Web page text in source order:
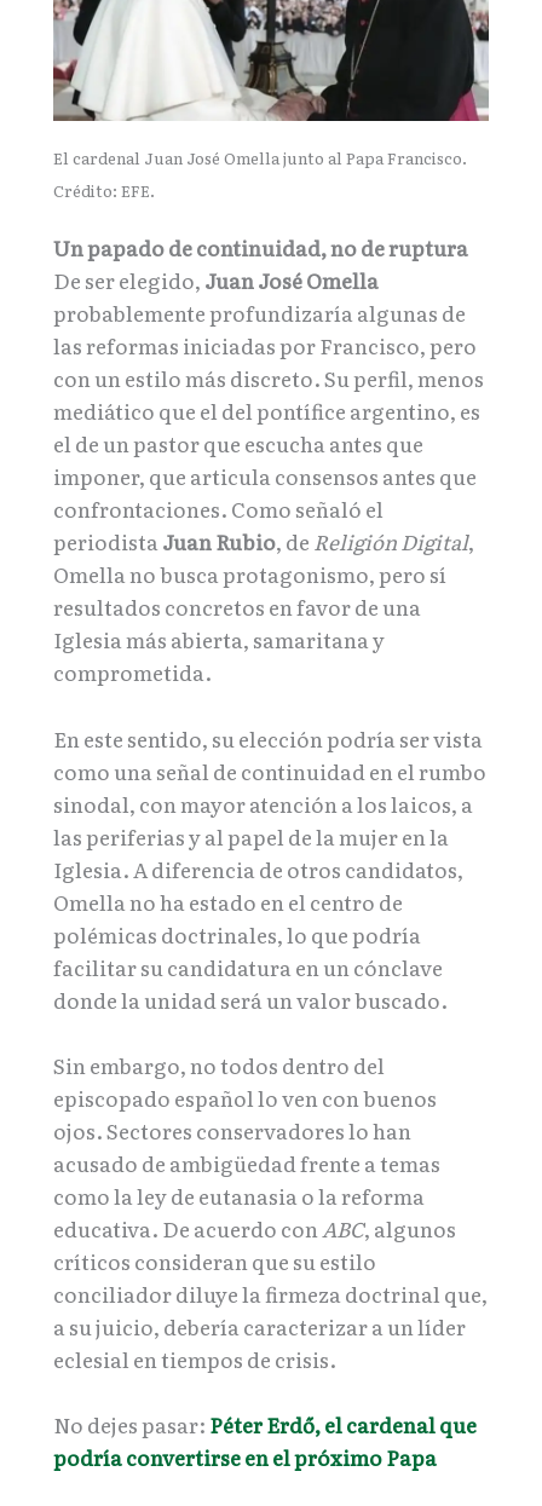
El cardenal Juan José Omella junto al Papa Francisco.
Crédito: EFE.
Un papado de continuidad, no de ruptura
De ser elegido, Juan José Omella
probablemente profundizaría algunas de
las reformas iniciadas por Francisco, pero
con un estilo más discreto. Su perfil, menos
mediático que el del pontífice argentino, es
el de un pastor que escucha antes que
imponer, que articula consensos antes que
confrontaciones. Como señaló el
periodistaJuan Rubio, de Religión Digital,
Omella no busca protagonismo, pero sí
resultados concretos en favor de una
Iglesia más abierta, samaritana y
comprometida.
En este sentido, su elección podría ser vista
como una señal de continuidad en el rumbo
sinodal, con mayor atención a los laicos, a
las periferias y al papel de la mujer en la
Iglesia. A diferencia de otros candidatos,
Omella no ha estado en el centro de
polémicas doctrinales, lo que podría
facilitar su candidatura en un cónclave
donde la unidad será un valor buscado.
Sin embargo, no todos dentro del
episcopado español lo ven con buenos
ojos. Sectores conservadores lo han
acusado de ambigüedad frente a temas
como la ley de eutanasia o la reforma
educativa. De acuerdo con ABC, algunos
críticos consideran que su estilo
conciliador diluye la firmeza doctrinal que,
a su juicio, debería caracterizar a un líder
eclesial en tiempos de crisis.
No dejes pasar: Péter Erdő, el cardenal que
podría convertirse en el próximo Papa